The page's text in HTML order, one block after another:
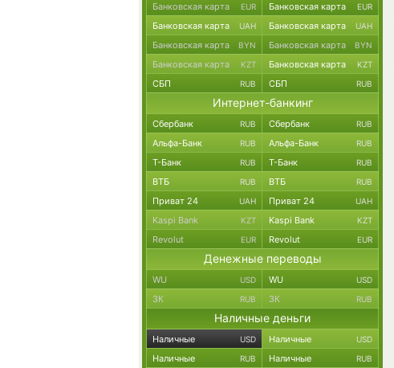
Банковская карта EUR Банковская карта EUR
Банковская карта UAH Банковская карта UAH
Банковская карта BYN Банковская карта BYN
Банковская карта KZT Банковская карта KZT
СБП RUB СБП RUB
Интернет-банкинг
Сбербанк RUB Сбербанк RUB
Альфа-Банк RUB Альфа-Банк RUB
Т-Банк RUB Т-Банк RUB
ВТБ RUB ВТБ RUB
Приват 24 UAH Приват 24 UAH
Kaspi Bank KZT Kaspi Bank KZT
Revolut EUR Revolut EUR
Денежные переводы
WU USD WU USD
ЗК RUB ЗК RUB
Наличные деньги
Наличные USD Наличные USD
Наличные RUB Наличные RUB